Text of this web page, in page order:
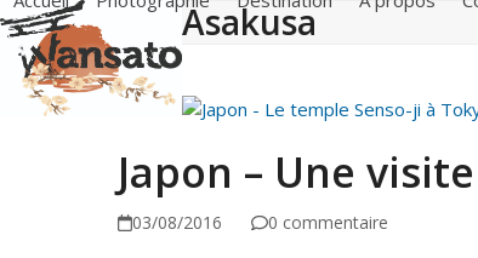
Skip
to
content
Asakusa
Japon – Une
03/08/2016 0 commentaire